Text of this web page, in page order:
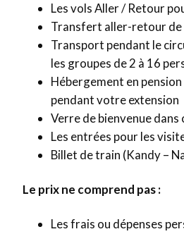
Les vols Aller / Retour
Transfert aller-retour de
Transport pendant le
les groupes de 2 à 16
Hébergement en
pendant votre extension
Verre de bienvenue dans
Les entrées pour les
Billet de train (Kandy –
Le prix ne comprend pas :
Les frais ou dépenses